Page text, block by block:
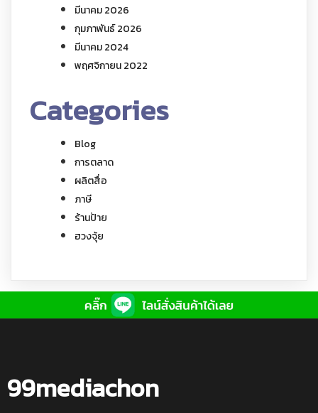
มีนาคม 2026
กุมภาพันธ์ 2026
มีนาคม 2024
พฤศจิกายน 2022
Categories
Blog
การตลาด
ผลิตสื่อ
ภาษี
ร้านป้าย
ฮวงจุ้ย
99mediachon